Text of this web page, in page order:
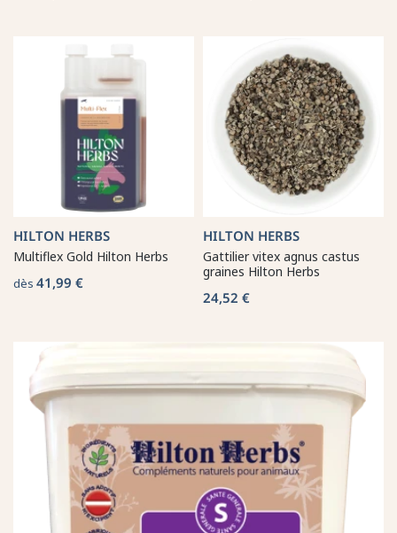
HILTON HERBS
Multiflex Gold Hilton Herbs
dès 41,99 €
HILTON HERBS
Gattilier vitex agnus castus
graines Hilton Herbs
24,52 €